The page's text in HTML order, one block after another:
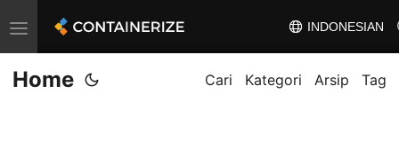
T
o
g
INDONESIAN
Home Cari Kategori Arsip Tag